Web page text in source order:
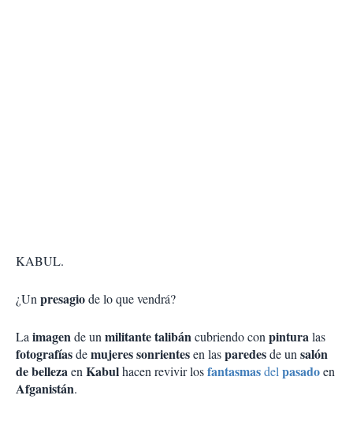
KABUL.
¿Unpresagiode lo que vendrá?
Laimagende unmilitante talibáncubriendo conpinturalas
fotografíasdemujeres sonrientesen lasparedesde unsalón
de bellezaenKabulhacen revivir losfantasmasdelpasadoen
Afganistán.